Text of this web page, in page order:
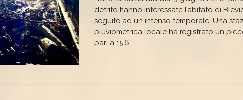
detrito hanno interessato l’abitato di
seguito ad un intenso temporale. Una
pluviometrica locale ha registrato un
pari a 15.6...